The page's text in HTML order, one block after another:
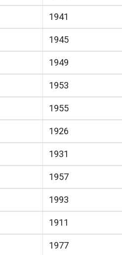
1941
1945
1949
1953
1955
1926
1931
1957
1993
1911
1977